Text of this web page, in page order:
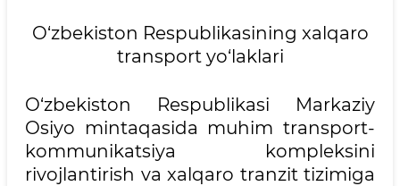
O‘zbekiston Respublikasining xalqaro
transport yo‘laklari
O‘zbekiston Respublikasi Markaziy
Osiyo mintaqasida muhim transport-
kommunikatsiya kompleksini
rivojlantirish va xalqaro tranzit tizimiga